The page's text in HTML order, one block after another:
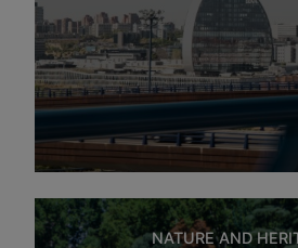
NATURE AND